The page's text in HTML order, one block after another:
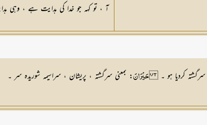
آ ، تو کہہ جو خدا کی ہدایت ہے ، وہی
سرگشتہ کردیا ہو ۔حَيْرَانَ: بمعنی سرگشتہ ، پریشان ، سراسیمہ شوریدہ سر ۔